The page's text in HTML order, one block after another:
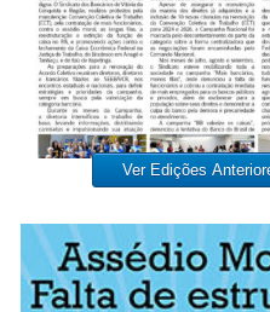
Ver Edições